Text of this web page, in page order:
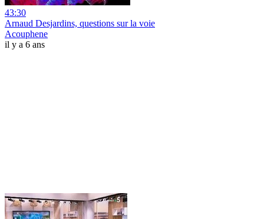
43:30
Arnaud Desjardins, questions sur la voie
Acouphene
il y a 6 ans